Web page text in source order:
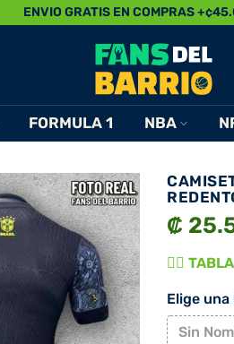
ENVIO GRATIS EN COMPRAS
FORMULA 1 NBA
₡
👉🏾
Elige una
Sin